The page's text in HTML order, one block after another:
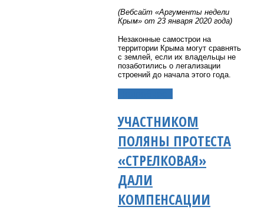
(Вебсайт «Аргументы недели
Крым» от 23 января 2020 года)
Незаконные самострои на
территории Крыма могут сравнять
с землей, если их владельцы не
позаботились о легализации
строений до начала этого года.
УЧАСТНИКОМ
ПОЛЯНЫ ПРОТЕСТА
«СТРЕЛКОВАЯ»
ДАЛИ
КОМПЕНСАЦИИ